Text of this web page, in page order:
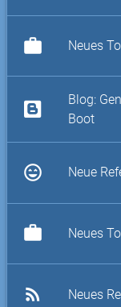
work Neues
Blog:
Boot
sentiment_very_satisfied Neue
work Neues
rss_feed Neues